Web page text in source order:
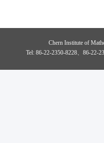
Chern Institute of
Tel: 86-22-2350-8228、86-22-